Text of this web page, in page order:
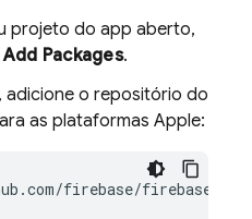
projeto do app aberto,
Add Packages.
adicione o repositório do
as plataformas Apple:
firebase/firebase-